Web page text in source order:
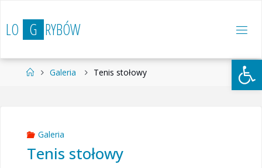
do
treści
LO G RYBÓW
StronaGaleria Tenis stołowy
Galeria
Tenis stołowy